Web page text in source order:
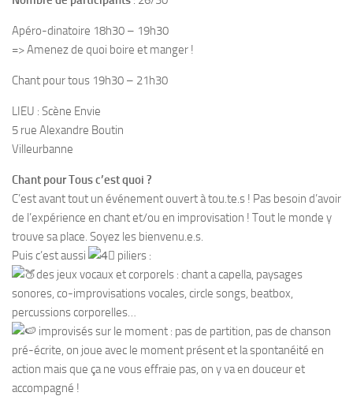
Apéro-dinatoire 18h30 – 19h30
=> Amenez de quoi boire et manger !
Chant pour tous 19h30 – 21h30
LIEU : Scène Envie
5 rue Alexandre Boutin
Villeurbanne
Chant pour Tous c’est quoi ?
C’est avant tout un événement ouvert à tou.te.s ! Pas besoin d’avoir
de l’expérience en chant et/ou en improvisation ! Tout le monde y
trouve sa place. Soyez les bienvenu.e.s.
Puis c’est aussi
piliers :
des jeux vocaux et corporels : chant a capella, paysages
sonores, co-improvisations vocales, circle songs, beatbox,
percussions corporelles…
improvisés sur le moment : pas de partition, pas de chanson
pré-écrite, on joue avec le moment présent et la spontanéité en
action mais que ça ne vous effraie pas, on y va en douceur et
accompagné !